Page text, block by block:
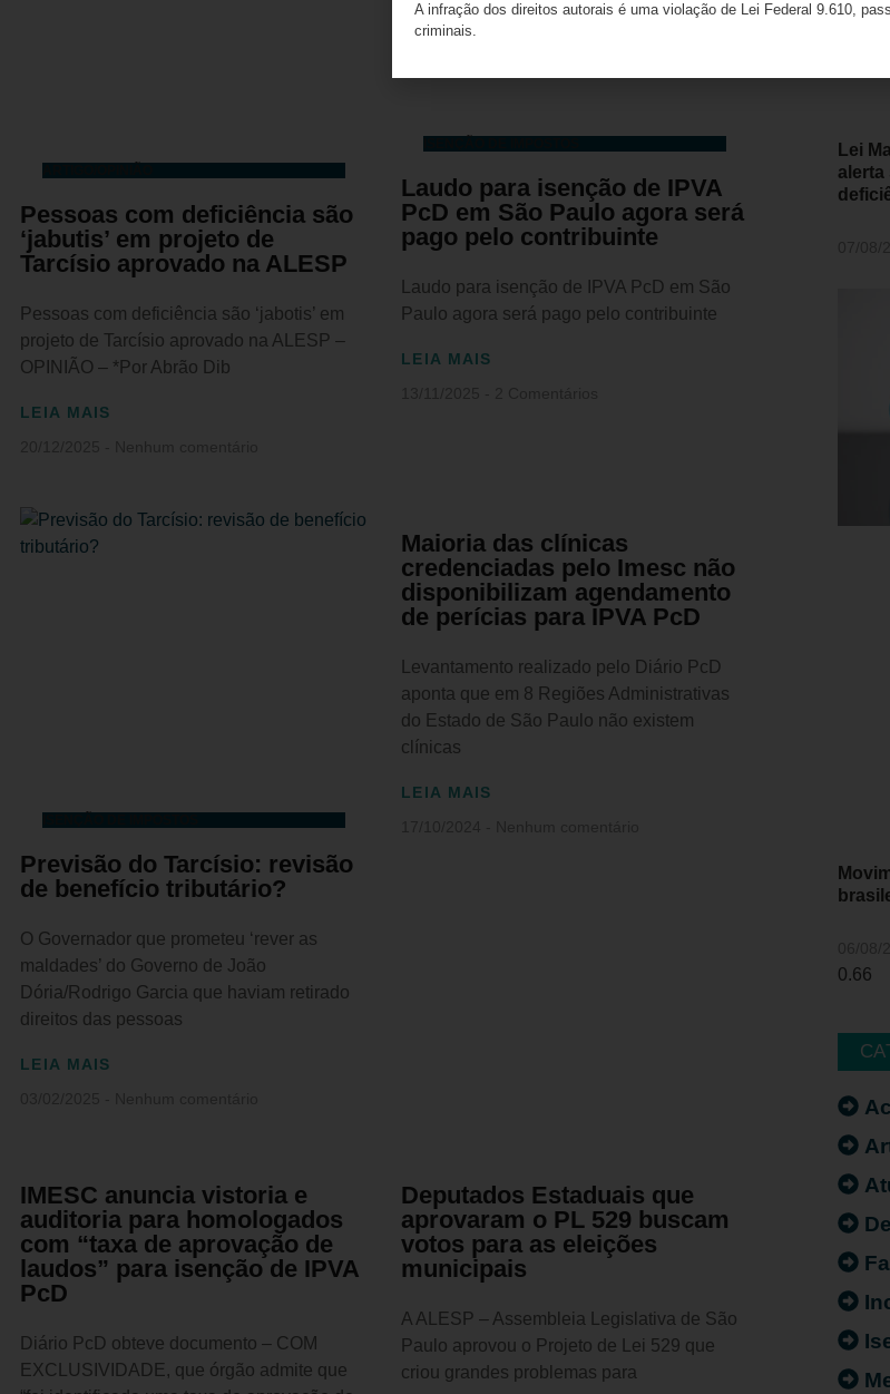
Pessoas com deficiência são
‘jabutis’ em projeto de
Tarcísio aprovado na ALESP
Pessoas com deficiência são ‘jabotis’ em
projeto de Tarcísio aprovado na ALESP –
OPINIÃO – *Por Abrão Dib
LEIA MAIS
Laudo para isenção de IPVA
PcD em São Paulo agora será
pago pelo contribuinte
Laudo para isenção de IPVA PcD em São
Paulo agora será pago pelo contribuinte
LEIA MAIS
Previsão do Tarcísio: revisão
de benefício tributário?
O Governador que prometeu ‘rever as
maldades’ do Governo de João
Dória/Rodrigo Garcia que haviam retirado
direitos das pessoas
LEIA MAIS
Maioria das clínicas
credenciadas pelo Imesc não
disponibilizam agendamento
de perícias para IPVA PcD
Levantamento realizado pelo Diário PcD
aponta que em 8 Regiões Administrativas
do Estado de São Paulo não existem
clínicas
LEIA MAIS
IMESC anuncia vistoria e
auditoria para homologados
com “taxa de aprovação de
laudos” para isenção de IPVA
PcD
Diário PcD obteve documento – COM
EXCLUSIVIDADE, que órgão admite que
Deputados Estaduais que
aprovaram o PL 529 buscam
votos para as eleições
municipais
A ALESP – Assembleia Legislativa de São
Paulo aprovou o Projeto de Lei 529 que
criou grandes problemas para
Lei
alerta
A infração dos direitos autorais é uma violação de Lei Federal 9.610,
criminais.